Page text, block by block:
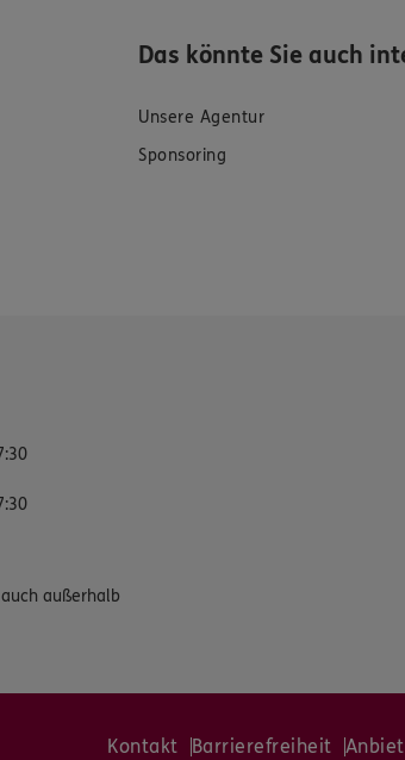
Das könnte Sie auch
Unsere Agentur
Sponsoring
außerhalb
Kontakt Barrierefreiheit